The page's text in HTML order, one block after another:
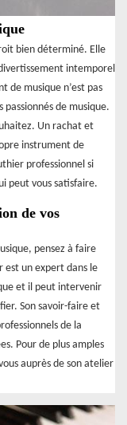
bien déterminé. Elle
intemporel
de musique n’est pas
de musique.
Un rachat et
instrument de
professionnel si
peut vous satisfaire.
de vos
pensez à faire
est un expert dans le
et il peut intervenir
Son savoir-faire et
de la
Pour de plus amples
auprès de son atelier